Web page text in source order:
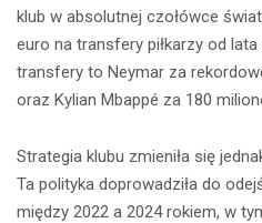
klub w absolutnej czołówce
euro na transfery piłkarzy od lata
transfery to Neymar za
oraz Kylian Mbappé za 180
Strategia klubu zmieniła się
Ta polityka doprowadziła do
między 2022 a 2024 rokiem, w